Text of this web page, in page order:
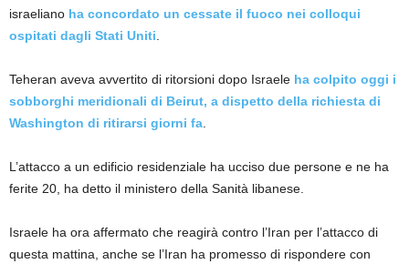
israeliano ha concordato un cessate il fuoco nei colloqui
ospitati dagli Stati Uniti
Teheran aveva avvertito di ritorsioni dopo Israele ha colpito oggi i
sobborghi meridionali di Beirut, a dispetto della richiesta di
Washington di ritirarsi giorni fa
L’attacco a un edificio residenziale ha ucciso due persone e ne ha
ferite 20, ha detto il ministero della Sanità libanese.
Israele ha ora affermato che reagirà contro l’Iran per l’attacco di
questa mattina, anche se l’Iran ha promesso di rispondere con